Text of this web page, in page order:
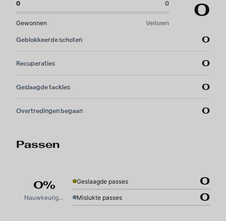
0 0
Gewonnen Verloren
0
Geblokkeerde schoten 0
Recuperaties 0
Geslaagde tackles 0
Overtredingen begaan 0
Passen
0%
Nauwkeurigheid
Geslaagde passes 0
Mislukte passes 0